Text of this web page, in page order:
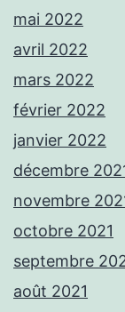
mai 2022
avril 2022
mars 2022
février 2022
janvier 2022
décembre
novembre
octobre 2021
septembre
août 2021